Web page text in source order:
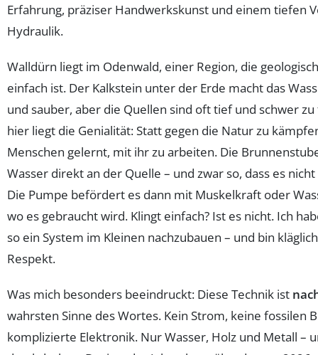
Erfahrung, präziser Handwerkskunst und einem tiefen
Hydraulik.
Walldürn liegt im Odenwald, einer Region, die
einfach ist. Der Kalkstein unter der Erde macht das
und sauber, aber die Quellen sind oft tief und schwer zu
hier liegt die Genialität: Statt gegen die Natur zu
Menschen gelernt, mit ihr zu arbeiten. Die
Wasser direkt an der Quelle – und zwar so, dass es
Die Pumpe befördert es dann mit Muskelkraft oder
wo es gebraucht wird. Klingt einfach? Ist es nicht. Ich
so ein System im Kleinen nachzubauen – und bin
Respekt.
Was mich besonders beeindruckt: Diese Technik ist
wahrsten Sinne des Wortes. Kein Strom, keine fossilen
komplizierte Elektronik. Nur Wasser, Holz und Metall –